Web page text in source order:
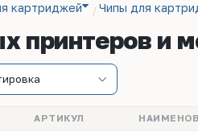
картриджей Чипы для
принтеров и
АРТИКУЛ